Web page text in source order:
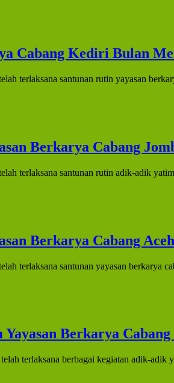
Cabang Kediri Bulan
terlaksana santunan rutin yayasan
Berkarya Cabang
terlaksana santunan rutin adik-adik
Berkarya Cabang
terlaksana santunan yayasan berkarya
Berkarya
terlaksana berbagai kegiatan adik-adik